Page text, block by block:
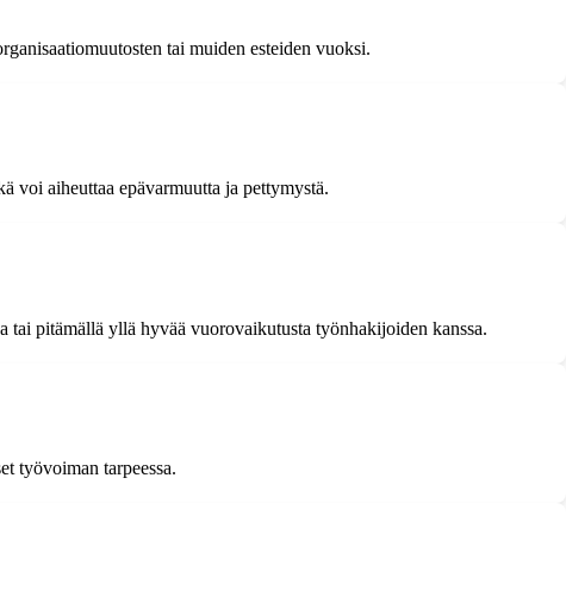
tai muiden esteiden vuoksi.
voi aiheuttaa epävarmuutta ja pettymystä.
pitämällä yllä hyvää vuorovaikutusta työnhakijoiden kanssa.
työvoiman tarpeessa.